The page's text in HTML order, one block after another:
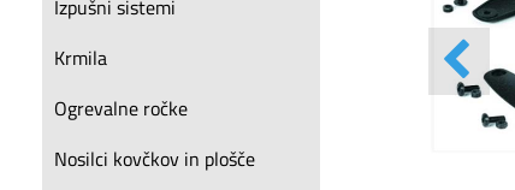
Izpušni sistemi
Krmila
Ogrevalne ročke
Nosilci kovčkov in plošče